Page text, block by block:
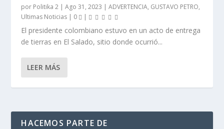
por Politika 2 |Ago 31, 2023 |ADVERTENCIA, GUSTAVO PETRO,
Ultimas Noticias | 0 |
El presidente colombiano estuvo en un acto de entrega
de tierras en El Salado, sitio donde ocurrió...
LEER MÁS
HACEMOS PARTE DE